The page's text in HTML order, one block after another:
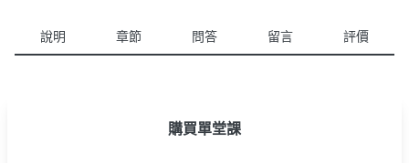
說明 章節 問答 留言 評價
購買單堂課